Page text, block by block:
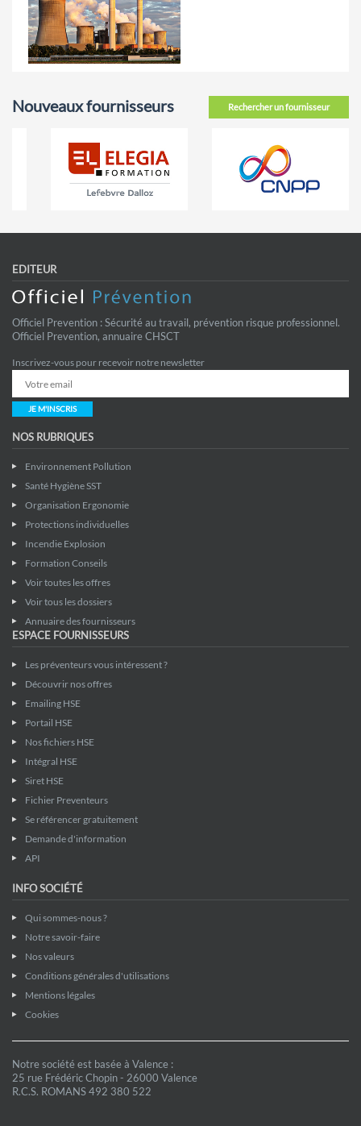
Rechercher un fournisseur
Nouveaux fournisseurs
EDITEUR
Officiel Prevention : Sécurité au travail, prévention risque professionnel.
Officiel Prevention, annuaire CHSCT
Inscrivez-vous pour recevoir notre newsletter
JE M'INSCRIS
NOS RUBRIQUES
Environnement Pollution
Santé Hygiène SST
Organisation Ergonomie
Protections individuelles
Incendie Explosion
Formation Conseils
Voir toutes les offres
Voir tous les dossiers
Annuaire des fournisseurs
ESPACE FOURNISSEURS
Les préventeurs vous intéressent ?
Découvrir nos offres
Emailing HSE
Portail HSE
Nos fichiers HSE
Intégral HSE
Siret HSE
Fichier Preventeurs
Se référencer gratuitement
Demande d'information
API
INFO SOCIÉTÉ
Qui sommes-nous ?
Notre savoir-faire
Nos valeurs
Conditions générales d'utilisations
Mentions légales
Cookies
Notre société est basée à Valence :
25 rue Frédéric Chopin - 26000 Valence
R.C.S. ROMANS 492 380 522